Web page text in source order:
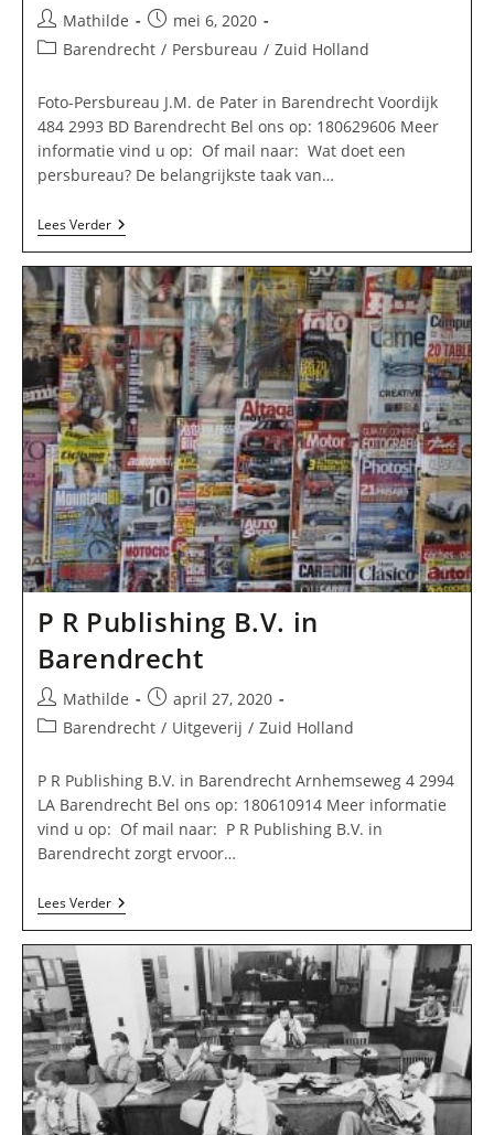
Bericht
auteur:
Mathilde
Bericht
gepubliceerd
mei 6, 2020
Berichtcategorie:
Barendrecht / Persbureau / Zuid Holland
Foto-Persbureau J.M. de Pater in Barendrecht Voordijk
484 2993 BD Barendrecht Bel ons op: 180629606 Meer
informatie vind u op: Of mail naar: Wat doet een
persbureau? De belangrijkste taak van…
Lees VerderFoto-
Persbureau
De
Pater
In
Barendrecht
P R Publishing B.V. in
Barendrecht
Bericht
auteur:
Mathilde
Bericht
gepubliceerd
april 27, 2020
Berichtcategorie:
Barendrecht / Uitgeverij / Zuid Holland
P R Publishing B.V. in Barendrecht Arnhemseweg 4 2994
LA Barendrecht Bel ons op: 180610914 Meer informatie
vind u op: Of mail naar: P R Publishing B.V. in
Barendrecht zorgt ervoor…
Lees VerderP
R
Barendrecht